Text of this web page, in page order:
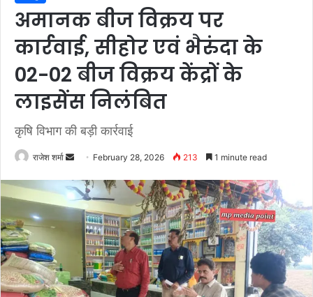
अमानक बीज विक्रय पर
कार्रवाई, सीहोर एवं भैरुंदा के
02-02 बीज विक्रय केंद्रों के
लाइसेंस निलंबित
कृषि विभाग की बड़ी कार्रवाई
राजेश शर्मा
n
d
a
m
a
February 28, 2026 213 1 minute read